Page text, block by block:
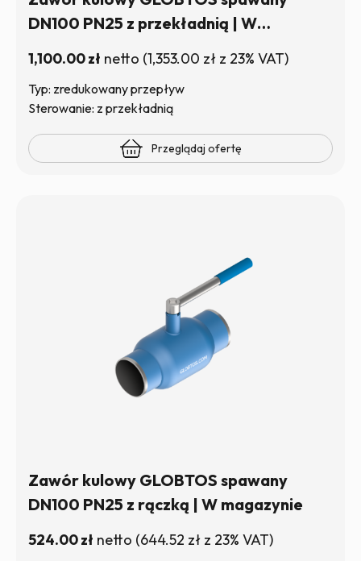
DN100 PN25 z przekładnią | W
1,100.00zł netto (1,353.00 zł z 23% VAT)
Typ: zredukowany przepływ
Sterowanie: z przekładnią
Przeglądaj ofertę
Zawór kulowy GLOBTOS spawany
DN100 PN25 z rączką | W magazynie
524.00zł netto (644.52 zł z 23% VAT)